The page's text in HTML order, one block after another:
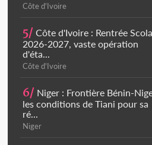
Côte d'Ivoire
5/ Côte d'Ivoire : Rentrée
2026-2027, vaste opération
d'éta...
Côte d'Ivoire
6/ Niger : Frontière Bénin-
les conditions de Tiani pour sa
ré...
Niger